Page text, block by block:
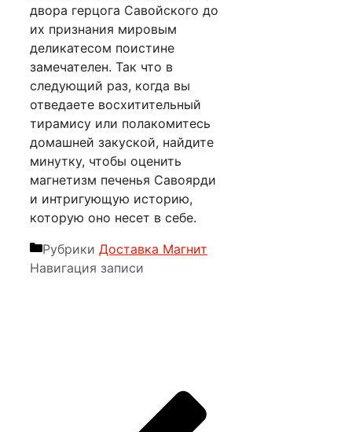
двора герцога Савойского до
их признания мировым
деликатесом поистине
замечателен. Так что в
следующий раз, когда вы
отведаете восхитительный
тирамису или полакомитесь
домашней закуской, найдите
минутку, чтобы оценить
магнетизм печенья Савоярди
и интригующую историю,
которую оно несет в себе.
Рубрики Доставка Магнит
Навигация записи